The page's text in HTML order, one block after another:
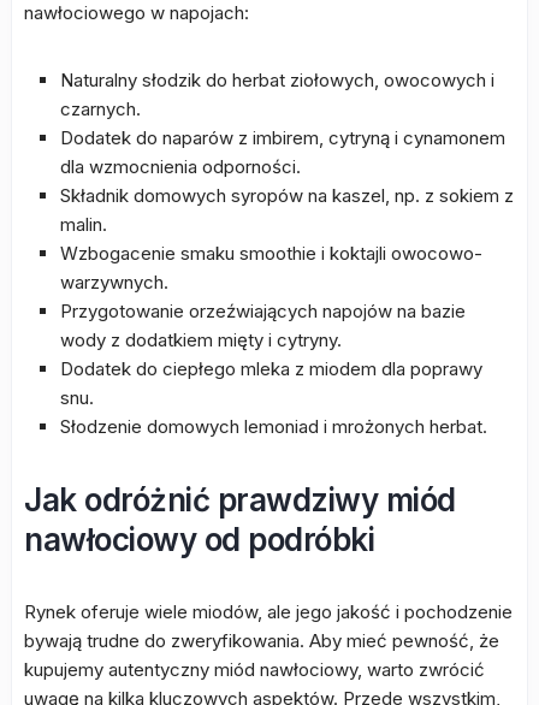
nawłociowego w napojach:
Naturalny słodzik do herbat ziołowych, owocowych i
czarnych.
Dodatek do naparów z imbirem, cytryną i cynamonem
dla wzmocnienia odporności.
Składnik domowych syropów na kaszel, np. z sokiem z
malin.
Wzbogacenie smaku smoothie i koktajli owocowo-
warzywnych.
Przygotowanie orzeźwiających napojów na bazie
wody z dodatkiem mięty i cytryny.
Dodatek do ciepłego mleka z miodem dla poprawy
snu.
Słodzenie domowych lemoniad i mrożonych herbat.
Jak odróżnić prawdziwy miód
nawłociowy od podróbki
Rynek oferuje wiele miodów, ale jego jakość i pochodzenie
bywają trudne do zweryfikowania. Aby mieć pewność, że
kupujemy autentyczny miód nawłociowy, warto zwrócić
uwagę na kilka kluczowych aspektów. Przede wszystkim,